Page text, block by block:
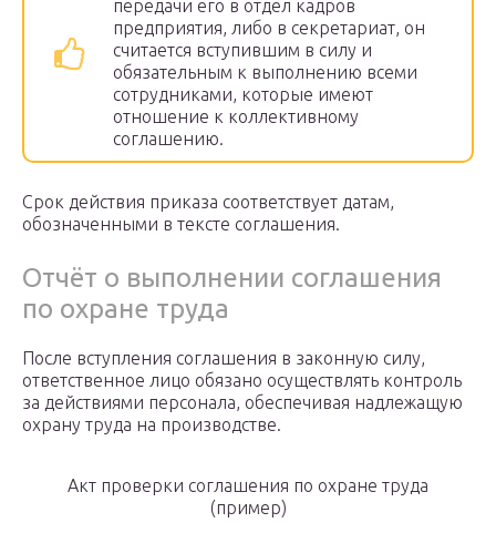
передачи его в отдел кадров
предприятия, либо в секретариат, он
считается вступившим в силу и
обязательным к выполнению всеми
сотрудниками, которые имеют
отношение к коллективному
соглашению.
Срок действия приказа соответствует датам,
обозначенными в тексте соглашения.
Отчёт о выполнении соглашения
по охране труда
После вступления соглашения в законную силу,
ответственное лицо обязано осуществлять контроль
за действиями персонала, обеспечивая надлежащую
охрану труда на производстве.
Акт проверки соглашения по охране труда
(пример)